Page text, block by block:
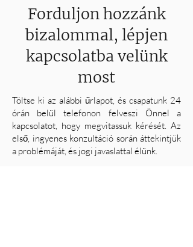
Forduljon hozzánk
bizalommal, lépjen
kapcsolatba velünk
most
Töltse ki az alábbi űrlapot, és csapatunk 24
órán belül telefonon felveszi Önnel a
kapcsolatot, hogy megvitassuk kérését. Az
első, ingyenes konzultáció során áttekintjük
a problémáját, és jogi javaslattal élünk.